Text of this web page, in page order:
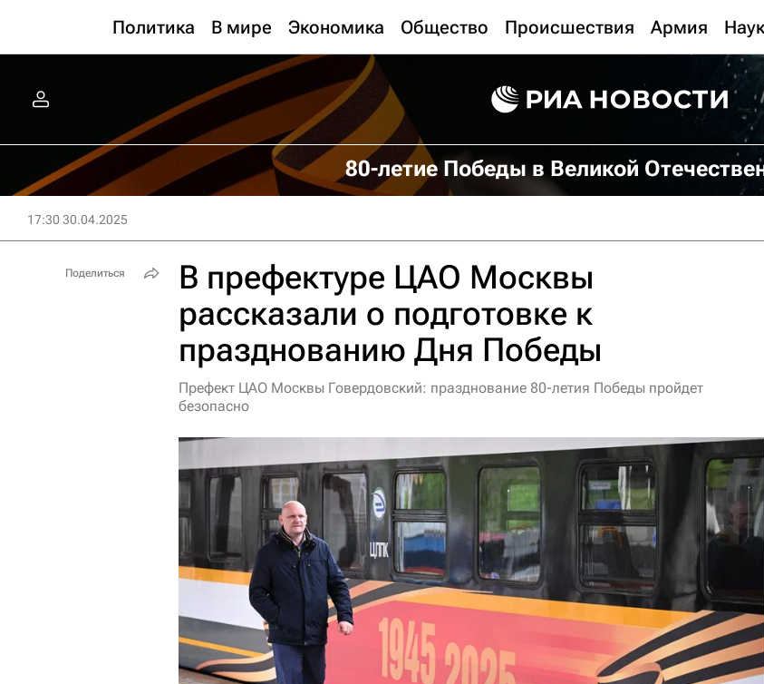
Политика В мире Экономика Общество Происшествия Армия
80-летие Победы в Великой
17:30 30.04.2025
В префектуре ЦАО Москвы
рассказали о подготовке к
празднованию Дня Победы
Префект ЦАО Москвы Говердовский: празднование 80-летия Победы пройдет
безопасно
Поделиться